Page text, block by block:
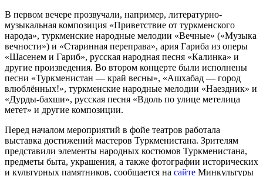
В первом вечере прозвучали, например, литературно-
музыкальная композиция «Приветствие от туркменского
народа», туркменские народные мелодии «Вечные» («Музыка
вечности») и «Старинная переправа», ария Гариба из оперы
«Шасенем и Гариб», русская народная песня «Калинка» и
другие произведения. Во втором концерте были исполнены
песни «Туркменистан — край весны», «Ашхабад — город
влюблённых!», туркменские народные мелодии «Наездник» и
«Дурды-бахши», русская песня «Вдоль по улице метелица
метет» и другие композиции.
Перед началом мероприятий в фойе театров работала
выставка достижений мастеров Туркменистана. Зрителям
представили элементы народных костюмов Туркменистана,
предметы быта, украшения, а также фотографии исторических
и культурных памятников, сообщается на сайте Минкультуры